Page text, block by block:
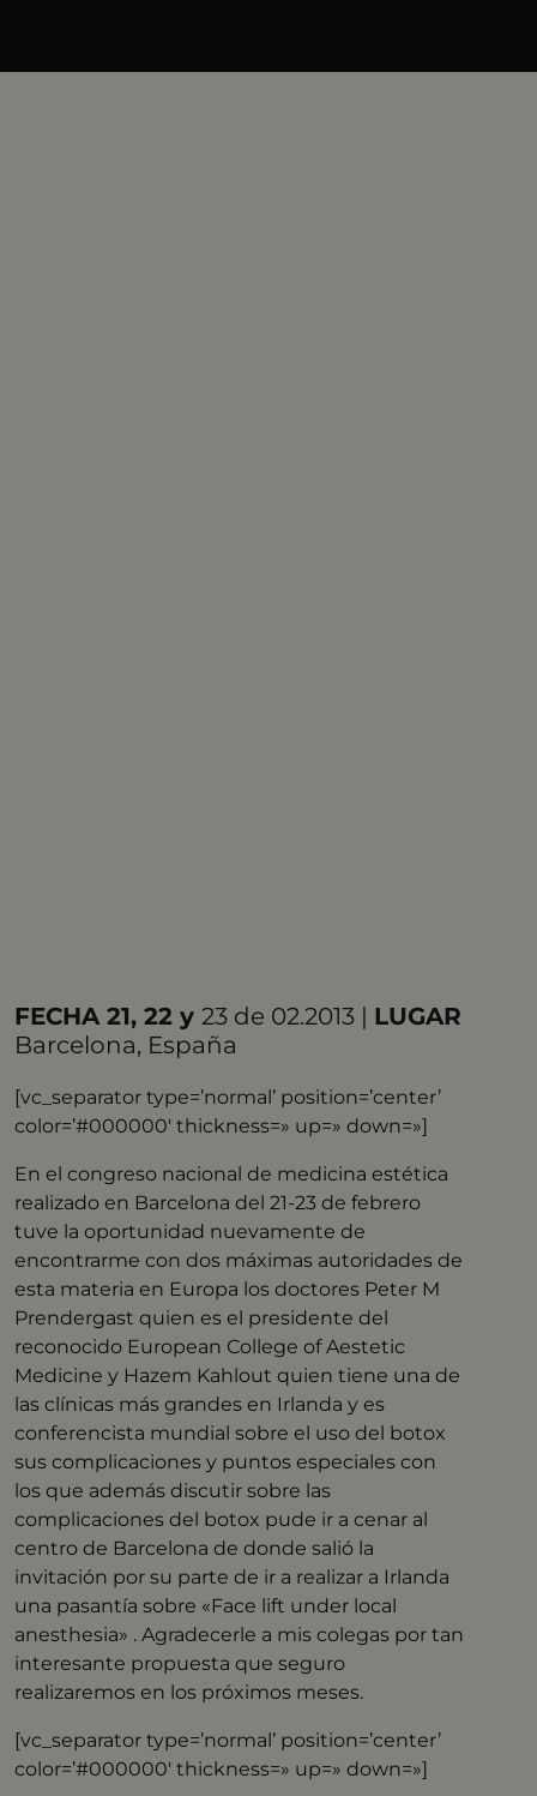
FECHA 21, 22 y23 de 02.2013 | LUGAR
Barcelona, España
[vc_separator type=’normal’ position=’center’
color=’#000000′ thickness=» up=» down=»]
En el congreso nacional de medicina estética
realizado en Barcelona del 21-23 de febrero
tuve la oportunidad nuevamente de
encontrarme con dos máximas autoridades de
esta materia en Europa los doctores Peter M
Prendergast quien es el presidente del
reconocido European College of Aestetic
Medicine y Hazem Kahlout quien tiene una de
las clínicas más grandes en Irlanda y es
conferencista mundial sobre el uso del botox
sus complicaciones y puntos especiales con
los que además discutir sobre las
complicaciones del botox pude ir a cenar al
centro de Barcelona de donde salió la
invitación por su parte de ir a realizar a Irlanda
una pasantía sobre «Face lift under local
anesthesia» . Agradecerle a mis colegas por tan
interesante propuesta que seguro
realizaremos en los próximos meses.
[vc_separator type=’normal’ position=’center’
color=’#000000′ thickness=» up=» down=»]